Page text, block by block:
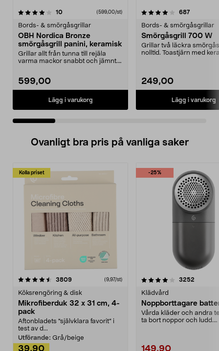
10recensioner (599,00/st)
Bords- & smörgåsgrillar
OBH Nordica Bronze
smörgåsgrill panini, keramisk
Grillar allt från tunna till rejäla
varma mackor snabbt och jämnt.
599,00
Lägg i varukorg
4.0 av 5 stjärnor 687
Bords- & smörgåsgrillar
Smörgåsgrill 700 W
Grillar två läckra
nolltid. Toastjärn med
249,00
Lägg i varukorg
5.0 av 5 stjärnor
Ovanligt bra pris på vanliga saker
Kolla priset
3809recensioner (9,97/st)
Köksrengöring & disk
Mikrofiberduk 32 x 31 cm, 4-
pack
Aftonbladets "självklara favorit” i
test av d...
Utförande: Grå/beige
39,90
-25%
4.0av 5 stjärnor 3252
Klädvård
Noppborttagare
Vårda kläder och andra
ta bort noppor och ludd.
149,90
4.5av 5 stjärnor